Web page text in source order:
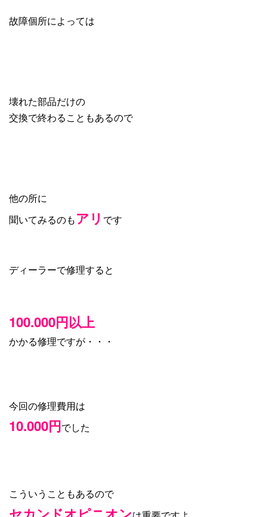
故障個所によっては
壊れた部品だけの
交換で終わることもあるので
他の所に
聞いてみるのもアリ です
ディーラーで修理すると
100.000円以上
かかる修理ですが・・・
今回の修理費用は
10.000円でした
こういうこともあるので